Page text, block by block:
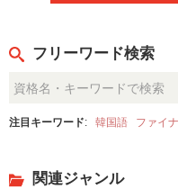
フリーワード検索
注目キーワード: 韓国語 ファイ
関連ジャンル